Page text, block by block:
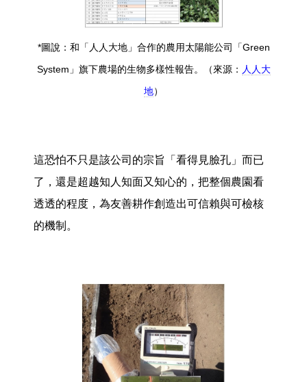
*圖說：和「人人大地」合作的農用太陽能公司「Green
System」旗下農場的生物多樣性報告。（來源： 人 人大
地）
這恐怕不只是該公司的宗旨「看得見臉孔」而已
了，還是超越知人知面又知心的，把整個農園看
透透的程度，為友善耕作創造出可信賴與可檢核
的機制。